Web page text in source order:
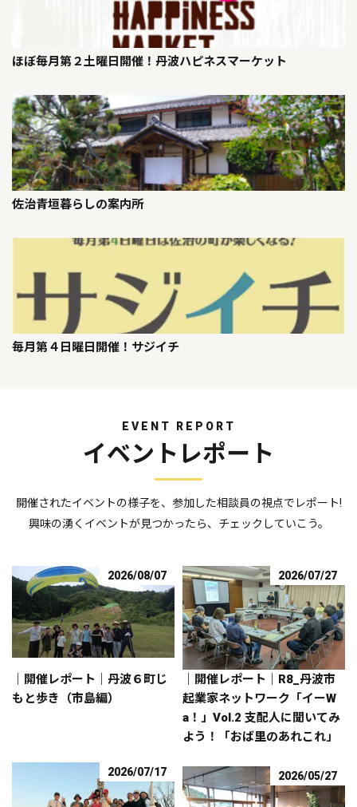
ほぼ毎月第２土曜日開催！丹波ハピネスマーケット
佐治青垣暮らしの案内所
毎月第４日曜日開催！サジイチ
EVENT REPORT
イベントレポート
開催されたイベントの様子を、参加した相談員の視点でレポート!
興味の湧くイベントが見つかったら、チェックしていこう。
2026/08/07
｜開催レポート｜丹波６町じ
もと歩き（市島編）
2026/07/27
｜開催レポート｜R8_丹波市
起業家ネットワーク「イーW
a！」Vol.2 支配人に聞いてみ
よう！「おば里のあれこれ」
2026/07/17 2026/05/27